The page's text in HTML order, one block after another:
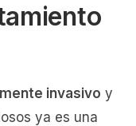
invasivo y
ya es una